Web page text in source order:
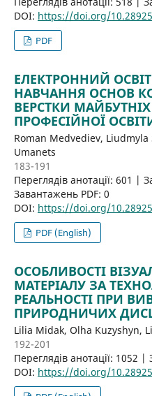
DOI: https://doi.org/
PDF
ЕЛЕКТРОННИЙ
НАВЧАННЯ ОСНОВ
ВЕРСТКИ
ПРОФЕСІЙНОЇ
Roman Medvediev,
Umanets
183-191
Переглядів анотації: 601 |
Завантажень PDF: 0
DOI: https://doi.org/
PDF (English)
ОСОБЛИВОСТІ
МАТЕРІАЛУ ЗА
РЕАЛЬНОСТІ ПРИ
ПРИРОДНИЧИХ
Lilia Midak, Olha Kuzyshyn,
192-201
Переглядів анотації: 1052
DOI: https://doi.org/